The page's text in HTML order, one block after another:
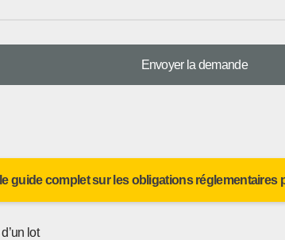
guide complet sur les obligations réglementaires
lot